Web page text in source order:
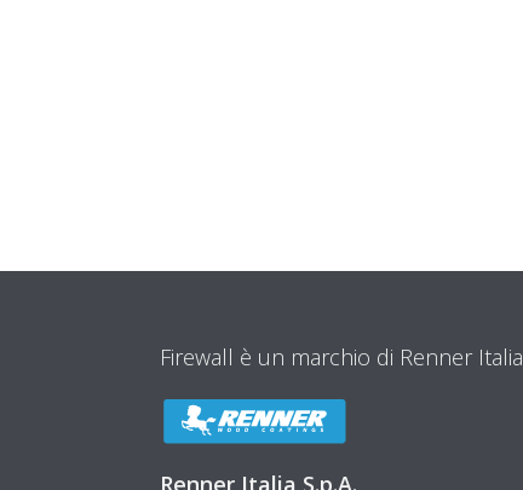
Firewall è un marchio di Renner Italia
Renner Italia S.p.A.